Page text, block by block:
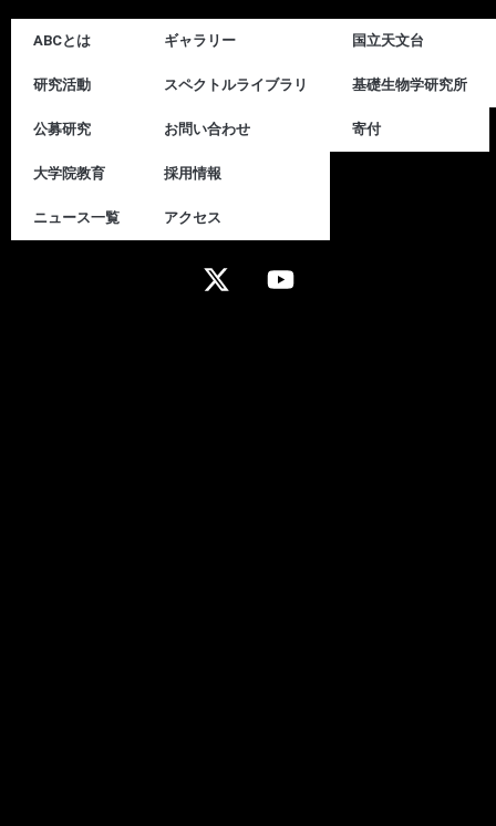
ABCとは
研究活動
公募研究
大学院教育
ニュース一覧
ギャラリー
スペクトルライブラリ
お問い合わせ
採用情報
アクセス
国立天文台
基礎生物学研究所
寄付